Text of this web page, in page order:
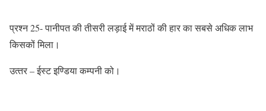
प्रश्‍न 25- पानीपत की तीसरी लड़ाई में मराठों की हार का सबसे अधिक लाभ
किसकों मिला।
उत्‍तर – ईस्‍ट इण्डिया कम्‍पनी को।